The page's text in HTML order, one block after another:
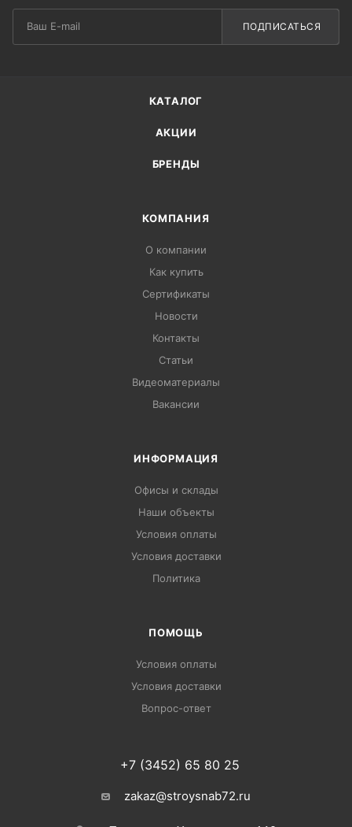
ПОДПИСАТЬСЯ
КАТАЛОГ
АКЦИИ
БРЕНДЫ
КОМПАНИЯ
О компании
Как купить
Сертификаты
Новости
Контакты
Статьи
Видеоматериалы
Вакансии
ИНФОРМАЦИЯ
Офисы и склады
Наши объекты
Условия оплаты
Условия доставки
Политика
ПОМОЩЬ
Условия оплаты
Условия доставки
Вопрос-ответ
+7 (3452) 65 80 25
zakaz@stroysnab72.ru